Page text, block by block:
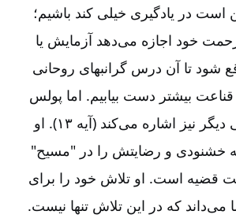
در یادگیری خیلی کند باشیم‌؛
خود اجازه می‌دهد آزمایش یا
شود تا آن درس گرانبهای روحانی
قناعت بیشتر دست بیابیم‌. اما پولس
به یک اصل بزرگی دیگر نیز اشاره می‌کند (آیه ۱۳). او
خشنودی و رضایتش را در "مسیح‌"
قضیه است‌. او تلاش خود را برای
می‌داند که در این تلاش تنها نیست‌.